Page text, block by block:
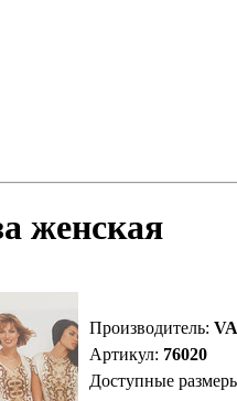
женская
Производитель:
Артикул: 76020
Доступные